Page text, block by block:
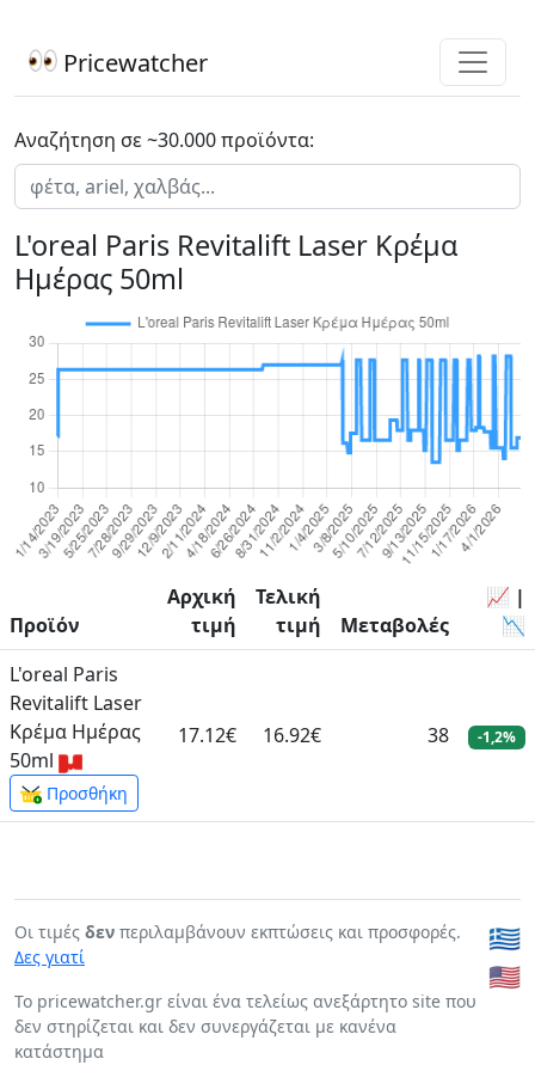
Pricewatcher
Αναζήτηση σε ~30.000 προϊόντα:
L'oreal Paris Revitalift Laser Κρέμα
Ημέρας 50ml
Προϊόν
Αρχική
τιμή
Τελική
τιμή
Μεταβολές
📈 |
📉
L'oreal Paris
Revitalift Laser
Κρέμα Ημέρας
50ml
Προσθήκη
17.12€ 16.92€ 38 -1,2%
Οι τιμές δεν περιλαμβάνουν εκπτώσεις και προσφορές.
Δες γιατί
To pricewatcher.gr είναι ένα τελείως ανεξάρτητο site που
δεν στηρίζεται και δεν συνεργάζεται με κανένα
κατάστημα
🇬🇷
🇺🇸